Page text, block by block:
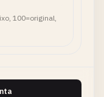
100=original,